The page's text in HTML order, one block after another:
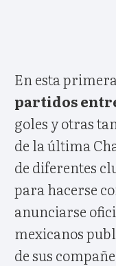
En esta
partidos
goles y otras
de la última
de diferentes
para hacerse
anunciarse
mexicanos
de sus